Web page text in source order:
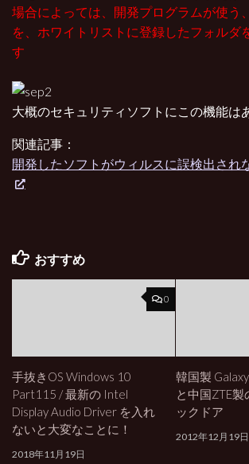
場合によっては、開発プログラムが使う
を、ホワイトリストに登録したフォルダ
す
大概のセキュリティソフトにこの機能は
関連記事：
開発したソフトがウィルスに誤検出され
おすすめ
0
手抜きOS Windows 10
Part115 / 最新の Intel
Display Audio Driver を入れ
ないと大変なことに！
2018年11月19日
韓国製
と中国ZTE
ックドア
2012年12月19日